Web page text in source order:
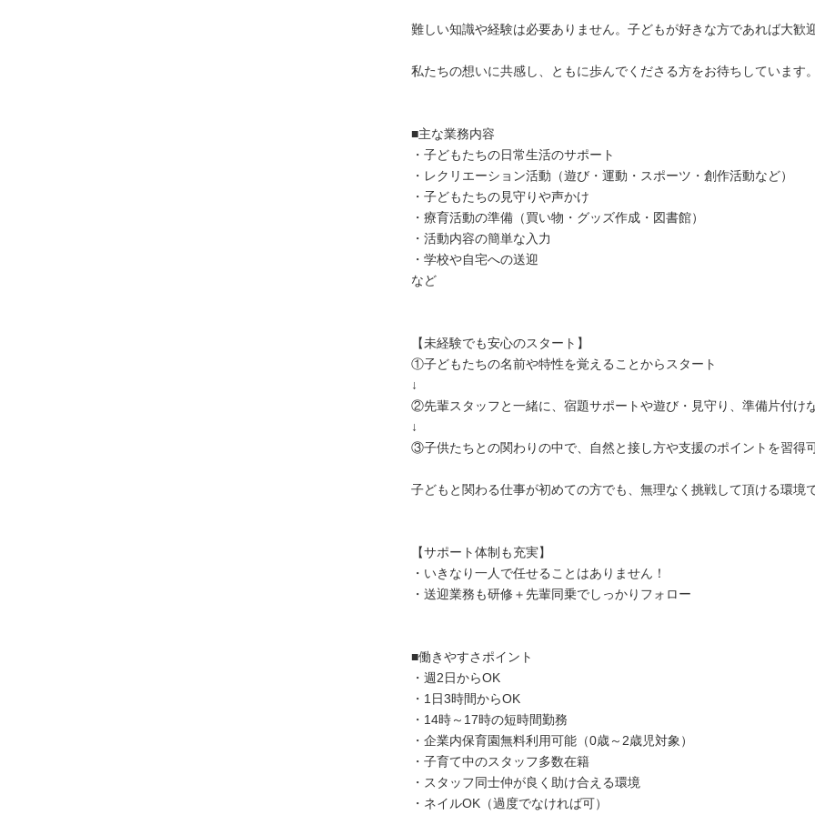
難しい知識や経験は必要ありません。子どもが好きな方であれば大歓
私たちの想いに共感し、ともに歩んでくださる方をお待ちしています。
■主な業務内容
・子どもたちの日常生活のサポート
・レクリエーション活動（遊び・運動・スポーツ・創作活動など）
・子どもたちの見守りや声かけ
・療育活動の準備（買い物・グッズ作成・図書館）
・活動内容の簡単な入力
・学校や自宅への送迎
など
【未経験でも安心のスタート】
①子どもたちの名前や特性を覚えることからスタート
↓
②先輩スタッフと一緒に、宿題サポートや遊び・見守り、準備片付け
↓
③子供たちとの関わりの中で、自然と接し方や支援のポイントを習得
子どもと関わる仕事が初めての方でも、無理なく挑戦して頂ける環境で
【サポート体制も充実】
・いきなり一人で任せることはありません！
・送迎業務も研修＋先輩同乗でしっかりフォロー
■働きやすさポイント
・週2日からOK
・1日3時間からOK
・14時～17時の短時間勤務
・企業内保育園無料利用可能（0歳～2歳児対象）
・子育て中のスタッフ多数在籍
・スタッフ同士仲が良く助け合える環境
・ネイルOK（過度でなければ可）